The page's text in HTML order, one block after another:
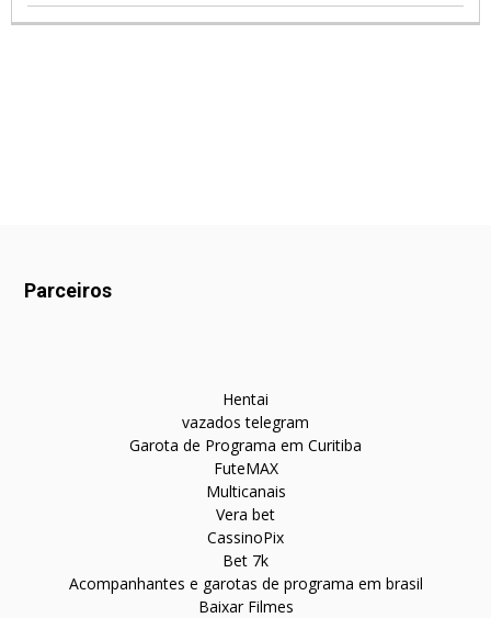
Parceiros
Hentai
vazados telegram
Garota de Programa em Curitiba
FuteMAX
Multicanais
Vera bet
CassinoPix
Bet 7k
Acompanhantes e garotas de programa em brasil
Baixar Filmes